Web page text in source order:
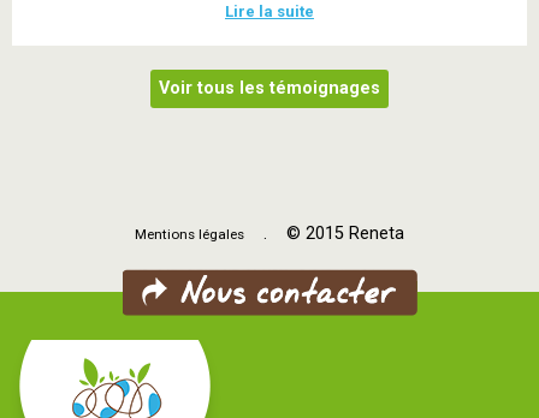
Lire la suite
Voir tous les témoignages
Mentions légales . © 2015 Reneta